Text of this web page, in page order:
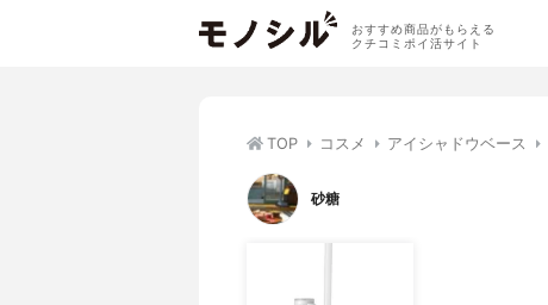
おすすめ商品がもらえる
クチコミポイ活サイト
TOP コスメ アイシャドウベース
砂糖